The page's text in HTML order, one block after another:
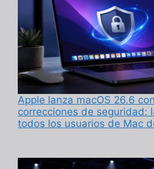
Apple lanza macOS 26.6
correcciones de seguridad:
todos los usuarios de Mac